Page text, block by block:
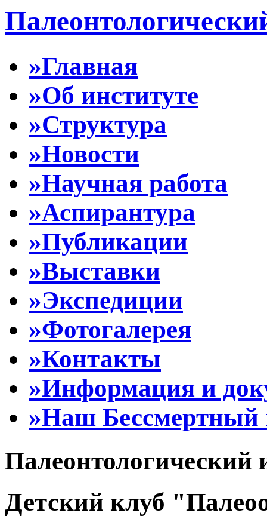
»Главная
»Об институте
»Структура
»Новости
»Научная работа
»Аспирантура
»Публикации
»Выставки
»Экспедиции
»Фотогалерея
»Контакты
»Информация и
»Наш Бессмертный
Палеонтологический
Детский клуб